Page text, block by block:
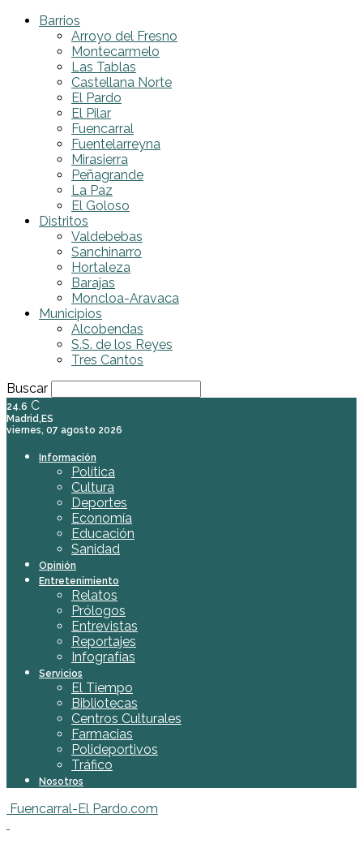
Barrios
Arroyo del Fresno
Montecarmelo
Las Tablas
Castellana Norte
El Pardo
El Pilar
Fuencarral
Fuentelarreyna
Mirasierra
Peñagrande
La Paz
El Goloso
Distritos
Valdebebas
Sanchinarro
Hortaleza
Barajas
Moncloa-Aravaca
Municipios
Alcobendas
S.S. de los Reyes
Tres Cantos
Buscar
24.6 C
Madrid,ES
viernes, 07 agosto 2026
Información
Política
Cultura
Deportes
Economía
Educación
Sanidad
Opinión
Entretenimiento
Relatos
Prólogos
Entrevistas
Reportajes
Infografías
Servicios
El Tiempo
Bibliotecas
Centros Culturales
Farmacias
Polideportivos
Tráfico
Nosotros
Fuencarral-El Pardo.com